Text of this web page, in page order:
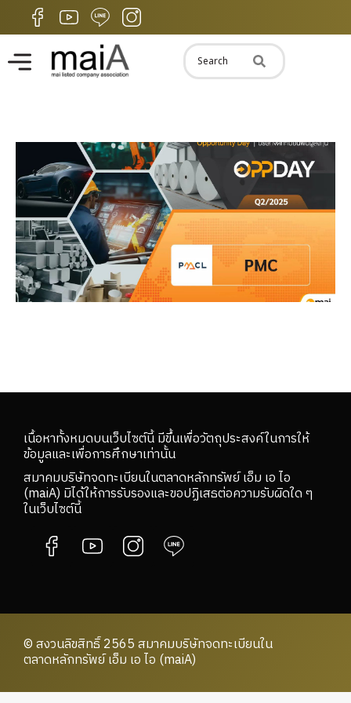
เนื้อหาทั้งหมดบนเว็บไซต์นี้ มีขึ้นเพื่อวัตถุประสงค์ในการให้
ข้อมูลและเพื่อการศึกษาเท่านั้น
สมาคมบริษัทจดทะเบียนในตลาดหลักทรัพย์ เอ็ม เอ ไอ
(maiA) มิได้ให้การรับรองและขอปฏิเสธต่อความรับผิดใด ๆ
ในเว็บไซต์นี้
© สงวนลิขสิทธิ์ 2565 สมาคมบริษัทจดทะเบียนใน
ตลาดหลักทรัพย์ เอ็ม เอ ไอ (maiA)